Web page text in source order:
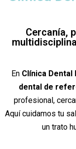
Cercanía,
En Clínica Dental
dental de
profesional,
Aquí cuidamos tu
un trato